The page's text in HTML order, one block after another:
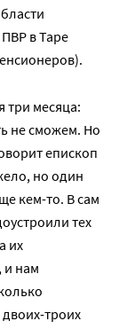
в Таре
три месяца:
не сможем. Но
епископ
но один
кем-то. В сам
тех
их
и нам
троих